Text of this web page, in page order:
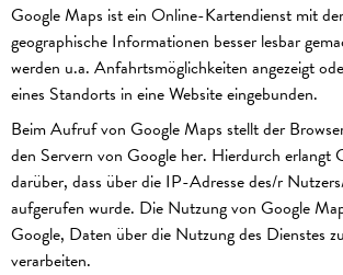
Google Maps ist ein Online-Kartendienst mit
geographische Informationen besser lesbar
werden u.a. Anfahrtsmöglichkeiten angezeigt
eines Standorts in eine Website eingebunden.
Beim Aufruf von Google Maps stellt der
den Servern von Google her. Hierdurch erlangt
darüber, dass über die IP-Adresse des/r
aufgerufen wurde. Die Nutzung von Google
Google, Daten über die Nutzung des Dienstes
verarbeiten.